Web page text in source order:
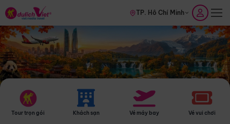
TP. Hồ Chí Minh
Tour trọn gói Khách sạn Vé máy bay Vé vui chơi